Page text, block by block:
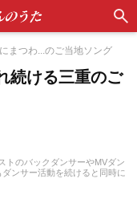
まつわ...のご当地ソング
続ける三重のご
トのバックダンサーやMVダン
ンサー活動を続けると同時に